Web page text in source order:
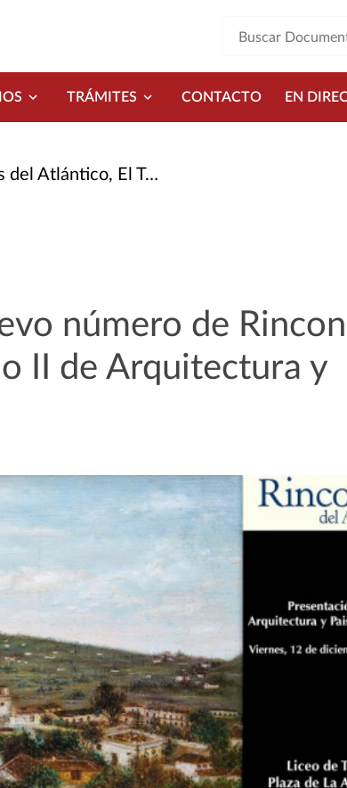
TRÁMITES CONTACTO EN
II de Arquitectura y Paisaje
número de
II de Arquitectura y